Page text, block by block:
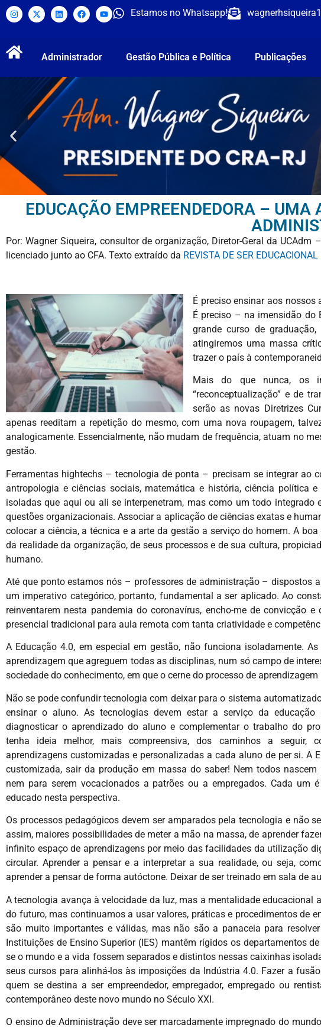
Estamos no Whatsapp!
Administrador Gestão Pública e Política Publicações
EDUCAÇÃO EMPREENDEDORA –
Por: Wagner Siqueira, consultor de organização, Diretor-Geral da
licenciado junto ao CFA. Texto extraído da REVISTA DE SER EDUCACIONAL
É preciso ensinar aos nossos
É preciso – na imensidão do
grande curso de
atingiremos uma massa
trazer o país à
Mais do que nunca, os
“reconceptualização” e de
serão as novas Diretrizes
apenas reeditam a repetição do mesmo, com uma nova roupagem,
analogicamente. Essencialmente, não mudam de frequência, atuam no
gestão.
Ferramentas hightechs – tecnologia de ponta – precisam se integrar
antropologia e ciências sociais, matemática e história, ciência política
isoladas que aqui ou ali se interpenetram, mas como um todo
questões organizacionais. Associar a aplicação de ciências exatas e
colocar a ciência, a técnica e a arte da gestão a serviço do homem. A
da realidade da organização, de seus processos e de sua cultura,
humano.
Até que ponto estamos nós – professores de administração – dispostos
um imperativo categórico, portanto, fundamental a ser aplicado. Ao
reinventarem nesta pandemia do coronavírus, encho-me de convicção
presencial tradicional para aula remota com tanta criatividade e
A Educação 4.0, em especial em gestão, não funciona isoladamente.
aprendizagem que agreguem todas as disciplinas, num só campo de
sociedade do conhecimento, em que o cerne do processo de
Não se pode confundir tecnologia com deixar para o sistema
ensinar o aluno. As tecnologias devem estar a serviço da educação
diagnosticar o aprendizado do aluno e complementar o trabalho do
tenha ideia melhor, mais compreensiva, dos caminhos a seguir,
aprendizagens customizadas e personalizadas a cada aluno de per si. A
customizada, sair da produção em massa do saber! Nem todos nascem
nem para serem vocacionados a patrões ou a empregados. Cada um
educado nesta perspectiva.
Os processos pedagógicos devem ser amparados pela tecnologia e não
assim, maiores possibilidades de meter a mão na massa, de aprender
infinito espaço de aprendizagens por meio das facilidades da utilização
circular. Aprender a pensar e a interpretar a sua realidade, ou seja,
aprender a pensar de forma autóctone. Deixar de ser treinado em sala de
A tecnologia avança à velocidade da luz, mas a mentalidade
do futuro, mas continuamos a usar valores, práticas e procedimentos de
são muito importantes e válidas, mas não são a panaceia para
Instituições de Ensino Superior (IES) mantêm rígidos os departamentos
se o mundo e a vida fossem separados e distintos nessas caixinhas
seus cursos para alinhá-los às imposições da Indústria 4.0. Fazer a
quem se destina a ser empreendedor, empregador, empregado ou
contemporâneo deste novo mundo no Século XXI.
O ensino de Administração deve ser marcadamente impregnado do